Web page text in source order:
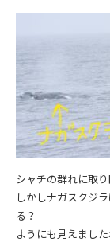
シャチの群れに取
しかしナガスクジ
る？
ようにも見えました